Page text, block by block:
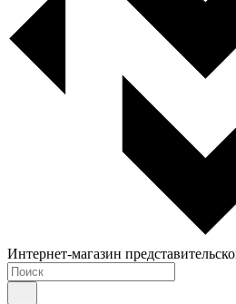
Интернет-магазин